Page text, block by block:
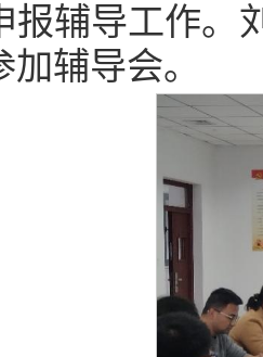
报辅导工作。
辅导会。